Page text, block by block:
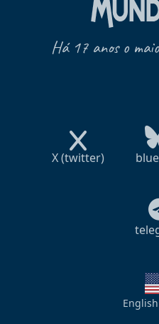
Há 17 anos o
X (twitter)